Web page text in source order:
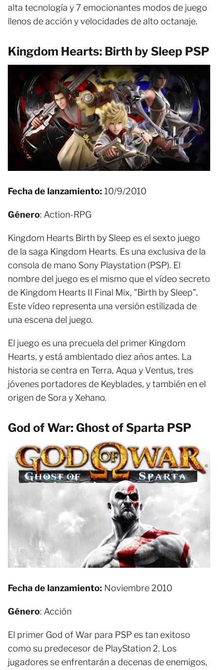
alta tecnología y 7 emocionantes modos de juego
llenos de acción y velocidades de alto octanaje.
Kingdom Hearts: Birth by Sleep PSP
Fecha de lanzamiento: 10/9/2010
Género: Action-RPG
Kingdom Hearts Birth by Sleep es el sexto juego
de la saga Kingdom Hearts. Es una exclusiva de la
consola de mano Sony Playstation (PSP). El
nombre del juego es el mismo que el vídeo secreto
de Kingdom Hearts II Final Mix, "Birth by Sleep".
Este vídeo representa una versión estilizada de
una escena del juego.
El juego es una precuela del primer Kingdom
Hearts, y está ambientado diez años antes. La
historia se centra en Terra, Aqua y Ventus, tres
jóvenes portadores de Keyblades, y también en el
origen de Sora y Xehano.
God of War: Ghost of Sparta PSP
Fecha de lanzamiento: Noviembre 2010
Género: Acción
El primer God of War para PSP es tan exitoso
como su predecesor de PlayStation 2. Los
jugadores se enfrentarán a decenas de enemigos,